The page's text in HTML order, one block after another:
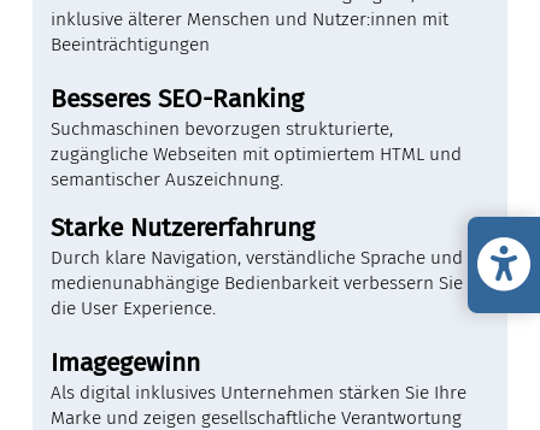
inklusive älterer Menschen und Nutzer:innen mit
Beeinträchtigungen
Besseres SEO-Ranking
Suchmaschinen bevorzugen strukturierte,
zugängliche Webseiten mit optimiertem HTML und
semantischer Auszeichnung.
Starke Nutzererfahrung
Durch klare Navigation, verständliche Sprache und
medienunabhängige Bedienbarkeit verbessern Sie
die User Experience.
Imagegewinn
Als digital inklusives Unternehmen stärken Sie Ihre
Marke und zeigen gesellschaftliche Verantwortung